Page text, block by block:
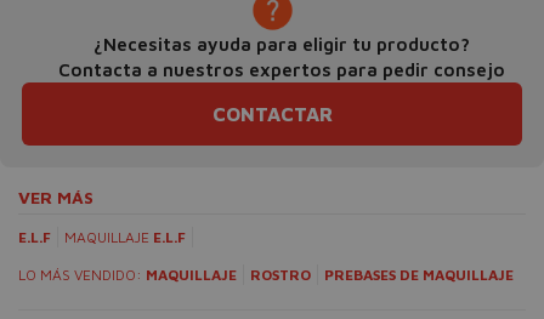
¿Necesitas ayuda para eligir tu producto?
Contacta a nuestros expertos para pedir consejo
CONTACTAR
VER MÁS
E.L.F MAQUILLAJE E.L.F
LO MÁS VENDIDO: MAQUILLAJE ROSTRO PREBASES DE MAQUILLAJE